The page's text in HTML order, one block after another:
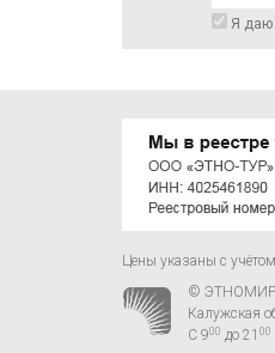
Я даю
Цены указаны с
© ЭТНОМИР -
Калужская
С 900 до 21 00